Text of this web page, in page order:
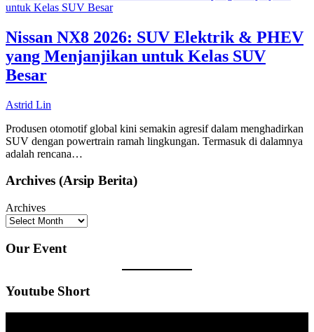
Nissan NX8 2026: SUV Elektrik & PHEV
yang Menjanjikan untuk Kelas SUV
Besar
Astrid Lin
Produsen otomotif global kini semakin agresif dalam menghadirkan
SUV dengan powertrain ramah lingkungan. Termasuk di dalamnya
adalah rencana…
Archives (Arsip Berita)
Archives
Our Event
Youtube Short